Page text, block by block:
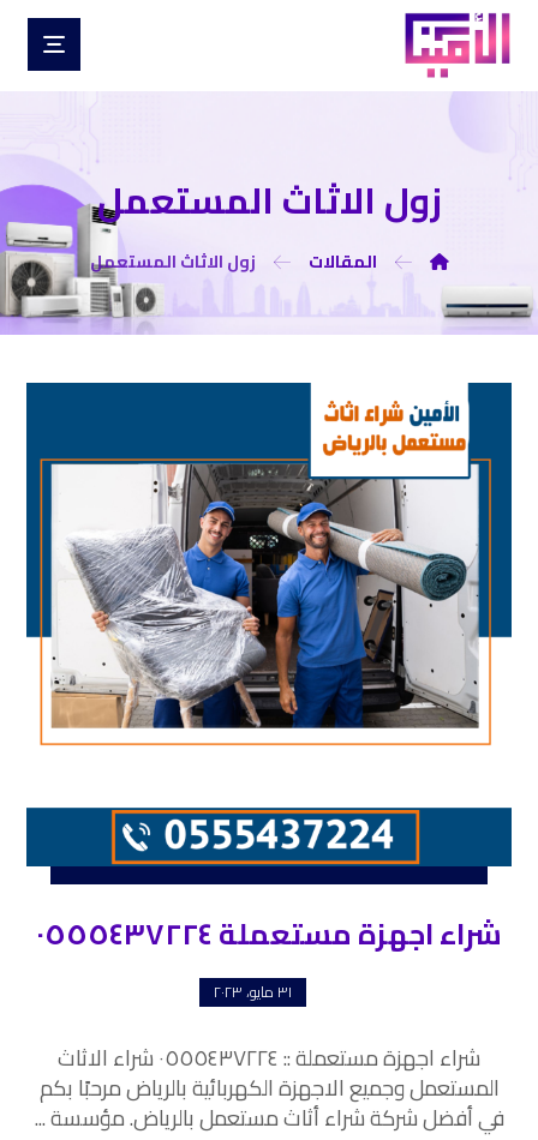
زول الاثاث المستعمل
المقالات زول الاثاث المستعمل
شراء اجهزة مستعملة ٠٥٥٥٤٣٧٢٢٤
٣١ مايو، ٢٠٢٣
شراء اجهزة مستعملة :: ٠٥٥٥٤٣٧٢٢٤ شراء الاثاث
المستعمل وجميع الاجهزة الكهربائية بالرياض مرحبًا بكم
في أفضل شركة شراء أثاث مستعمل بالرياض. مؤسسة ...